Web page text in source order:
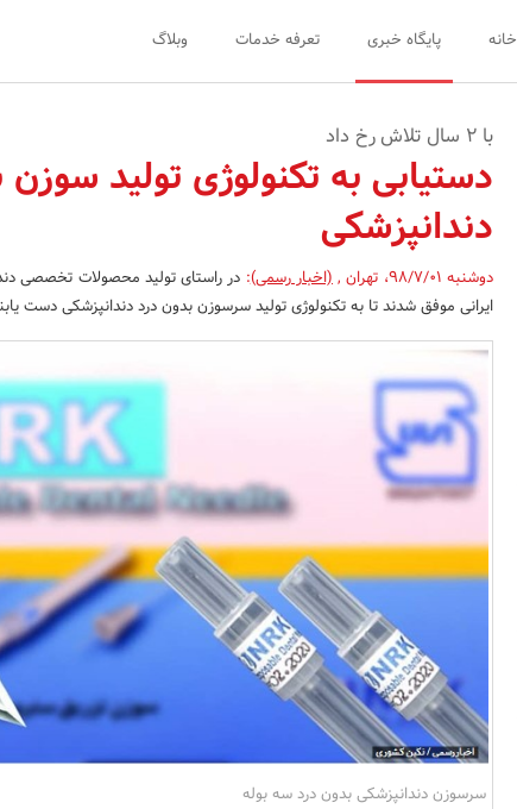
خانه پایگاه خبری تعرفه خدمات وبلاگ
با 2 سال تلاش رخ داد
دستیابی به تکنولوژی تولید
دندانپزشکی
دوشنبه 98/7/01 ، تهران ,(اخبار رسمی):
ایرانی موفق شدند تا به تکنولوژی تولید سرسوزن بدون درد دندانپزشکی دست
سرسوزن دندانپزشکی بدون درد سه بوله